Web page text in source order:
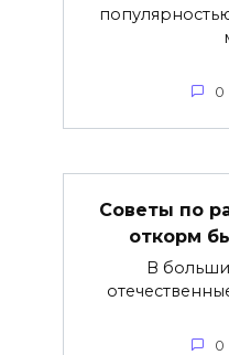
0
Советы по
откорм
В
0